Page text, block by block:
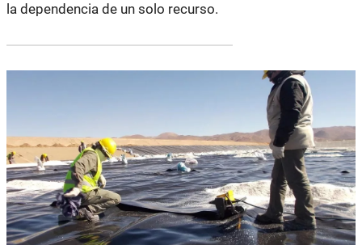
la dependencia de un solo recurso.